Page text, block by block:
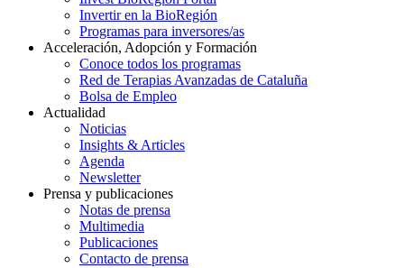
Invertir en la BioRegión
Programas para inversores/as
Acceleración, Adopción y Formación
Conoce todos los programas
Red de Terapias Avanzadas de Cataluña
Bolsa de Empleo
Actualidad
Noticias
Insights & Articles
Agenda
Newsletter
Prensa y publicaciones
Notas de prensa
Multimedia
Publicaciones
Contacto de prensa